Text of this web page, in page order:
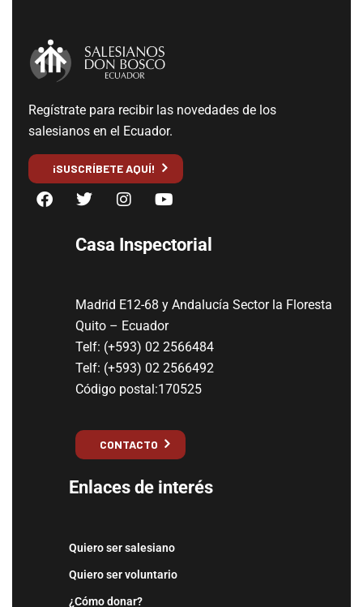
Regístrate para recibir las novedades de los
salesianos en el Ecuador.
¡SUSCRÍBETE AQUÍ!
Casa Inspectorial
Madrid E12-68 y Andalucía Sector la Floresta
Quito – Ecuador
Telf: (+593) 02 2566484
Telf: (+593) 02 2566492
Código postal:170525
CONTACTO
Enlaces de interés
Quiero ser salesiano
Quiero ser voluntario
¿Cómo donar?